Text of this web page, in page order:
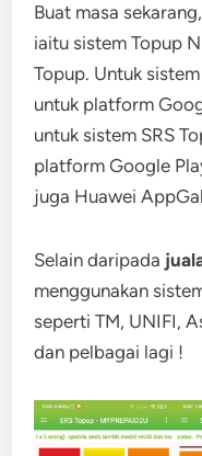
Buat masa
iaitu sistem Topup
Topup. Untuk
untuk platform
untuk sistem SRS
platform Google
juga Huawei
Selain daripada
menggunakan
seperti TM, UNIFI,
dan pelbagai lagi !